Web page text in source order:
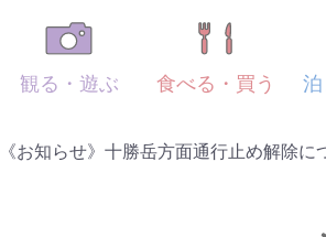
観る・遊ぶ 食べる・買う
《お知らせ》十勝岳方面通行止め解除に